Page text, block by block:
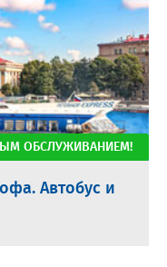
Автобус и
ОБСЛУЖИВАНИЕМ!